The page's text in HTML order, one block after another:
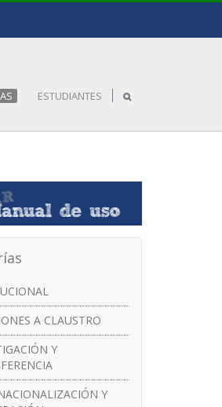
ESTUDIANTES
A CLAUSTRO
Y
Y